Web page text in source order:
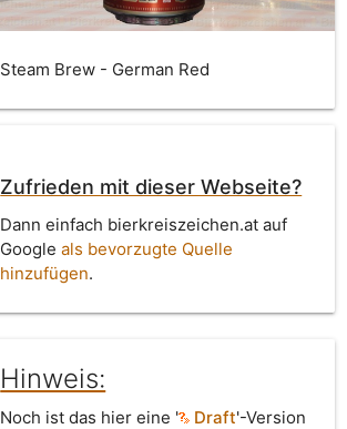
Steam Brew - German Red
Zufrieden mit dieser Webseite?
Dann einfach bierkreiszeichen.at auf
Googleals bevorzugte Quelle
hinzufügen.
Hinweis:
Noch ist das hier eine ' Draft'-Version